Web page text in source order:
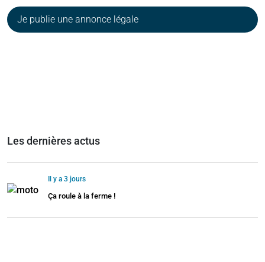
Je publie une annonce légale
Les dernières actus
Il y a 3 jours
Ça roule à la ferme !